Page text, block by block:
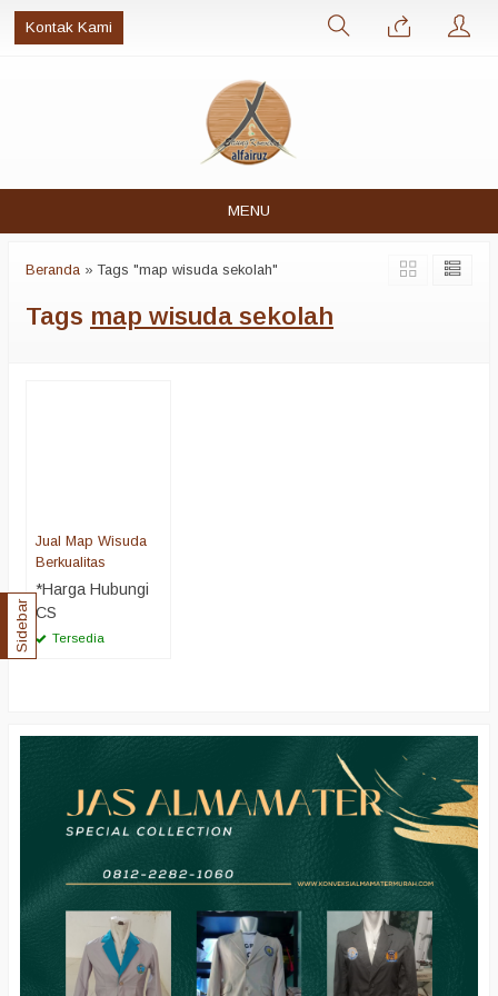
Kontak Kami
MENU
Beranda »Tags "map wisuda sekolah"
Tags map wisuda sekolah
Jual Map Wisuda
Berkualitas
*Harga Hubungi
CS
Tersedia
Sidebar